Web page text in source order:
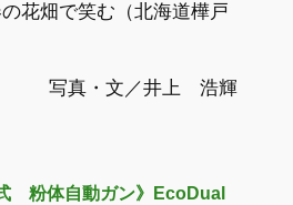
花畑で笑む（北海道樺戸
写真・文／井上 浩輝
粉体自動ガン》EcoDual